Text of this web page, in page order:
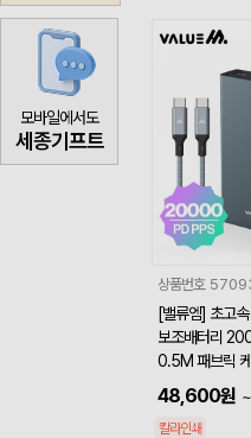
모바일에서도
세종기프트
상품번호
[밸류엠] 초고
보조배터리
0.5M 패브릭
48,600원 ~
칼라인쇄